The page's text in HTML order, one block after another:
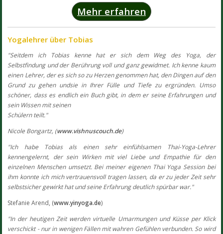
Mehr erfahren
Yogalehrer über Tobias
"Seitdem ich Tobias kenne hat er sich dem Weg des Yoga, der
Selbstfindung und der Berührung voll und ganz gewidmet. Ich kenne kaum
einen Lehrer, der es sich so zu Herzen genommen hat, den Dingen auf den
Grund zu gehen undsie in Ihrer Fülle und Tiefe zu ergründen. Umso
schöner, dass es endlich ein Buch gibt, in dem er seine Erfahrungen und
sein Wissen mit seinen
Schülern teilt."
Nicole Bongartz, (www.vishnuscouch.de)
"Ich habe Tobias als einen sehr einfühlsamen Thai-Yoga-Lehrer
kennengelernt, der sein Wirken mit viel Liebe und Empathie für den
einzelnen Menschen umsetzt. Bei meiner eigenen Thai Yoga Session bei
ihm konnte ich mich vertrauensvoll tragen lassen, da er zu jeder Zeit sehr
selbstsicher gewirkt hat und seine Erfahrung deutlich spürbar war."
Stefanie Arend, (www.yinyoga.de)
"In der heutigen Zeit werden virtuelle Umarmungen und Küsse per Klick
verschickt - nur in wenigen Fällen mit wahren Gefühlen verbunden. So wird